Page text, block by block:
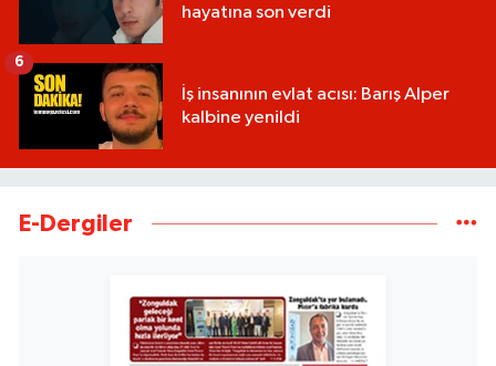
hayatına son verdi
İş insanının evlat acısı: Barış Alper
kalbine yenildi
6
E-Dergiler